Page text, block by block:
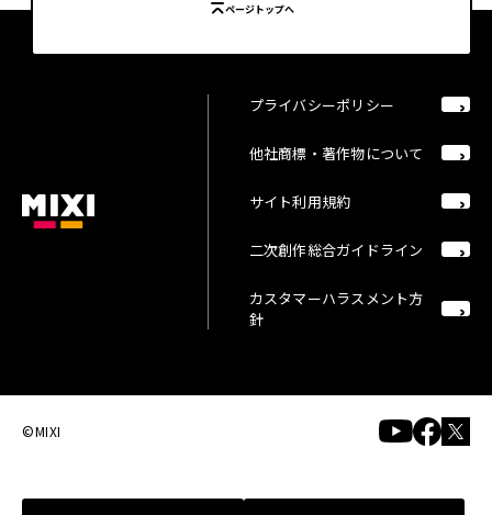
ページトップへ
プライバシーポリシー
他社商標・著作物について
サイト利用規約
二次創作総合ガイドライン
カスタマーハラスメント方
針
©MIXI